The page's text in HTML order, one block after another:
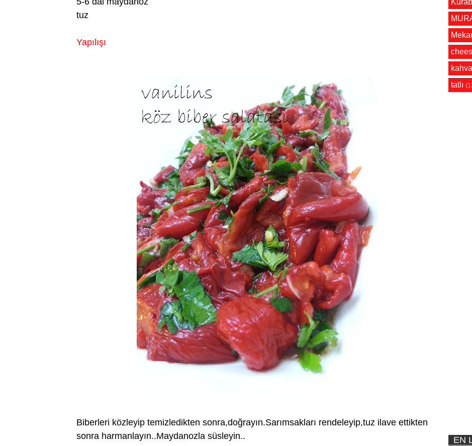
tuz
Yapılışı
Biberleri közleyip temizledikten sonra,doğrayın.Sarımsakları rendeleyip,tuz ilave ettikten
sonra harmanlayın..Maydanozla süsleyin..
tatlı
EN